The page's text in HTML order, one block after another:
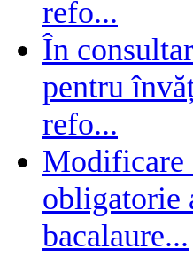
refo...
În
pentru
refo...
Modificare
obligatorie
bacalaure...